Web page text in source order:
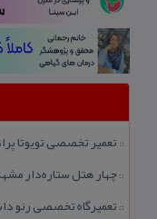
:: تعمیر تخصصی تویوتا
::چهار هتل‌ ستاره‌دار مشهد با
:: تعمیرگاه تخصصی رنو داستر در مشهد |